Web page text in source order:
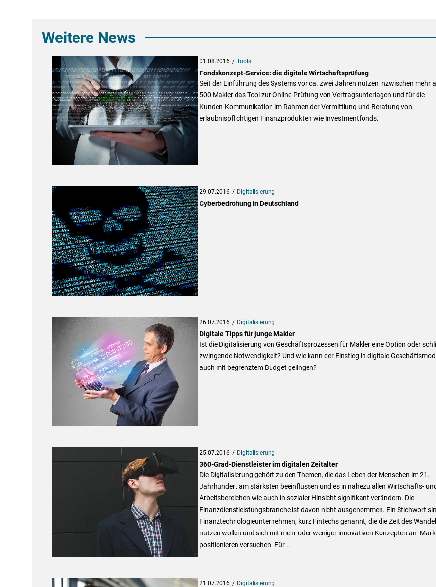
Weitere News
01.08.2016 Tools
Fondskonzept-Service: die digitale Wirtschaftsprüfung
Seit der Einführung des Systems vor ca. zwei Jahren nutzen inzwischen mehr
500 Makler das Tool zur Online-Prüfung von Vertragsunterlagen und für die
Kunden-Kommunikation im Rahmen der Vermittlung und Beratung von
erlaubnispflichtigen Finanzprodukten wie Investmentfonds.
29.07.2016 Digitalisierung
Cyberbedrohung in Deutschland
26.07.2016 Digitalisierung
Digitale Tipps für junge Makler
Ist die Digitalisierung von Geschäftsprozessen für Makler eine Option oder
zwingende Notwendigkeit? Und wie kann der Einstieg in digitale
auch mit begrenztem Budget gelingen?
25.07.2016 Digitalisierung
360-Grad-Dienstleister im digitalen Zeitalter
Die Digitalisierung gehört zu den Themen, die das Leben der Menschen im 21.
Jahrhundert am stärksten beeinflussen und es in nahezu allen Wirtschafts-
Arbeitsbereichen wie auch in sozialer Hinsicht signifikant verändern. Die
Finanzdienstleistungsbranche ist davon nicht ausgenommen. Ein Stichwort
Finanztechnologieunternehmen, kurz Fintechs genannt, die die Zeit des
nutzen wollen und sich mit mehr oder weniger innovativen Konzepten am
positionieren versuchen. Für ...
21.07.2016 Digitalisierung